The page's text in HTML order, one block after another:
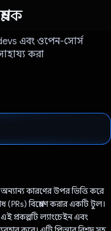
এবং ওপেন-সোর্স
করা
কারণের উপর ভিত্তি করে
বিশ্লেষণ করার একটি টুল।
এই প্রকল্পটি ল্যাংচেইন এবং